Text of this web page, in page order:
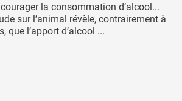
la consommation d’alcool...
sur l’animal révèle, contrairement à
que l’apport d’alcool ...